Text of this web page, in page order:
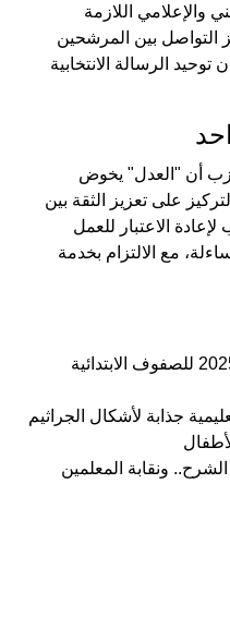
والإعلامي اللازمة
التواصل بين المرشحين
الرسالة الانتخابية
أن "العدل" يخوض
على تعزيز الثقة بين
الاعتبار للعمل
مع الالتزام بخدمة
موعد امتحانات شهر أكتوبر 2025 للصفوف الابتدائية
جذابة لأشكال الجراثيم
ونقابة المعلمين